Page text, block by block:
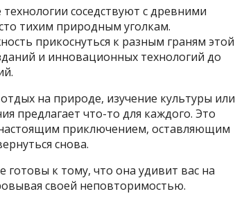
соседствуют с древними
тихим природным уголкам.
прикоснуться к разным граням этой
и инновационных технологий до
на природе, изучение культуры или
предлагает что-то для каждого. Это
настоящим приключением, оставляющим
снова.
к тому, что она удивит вас на
своей неповторимостью.